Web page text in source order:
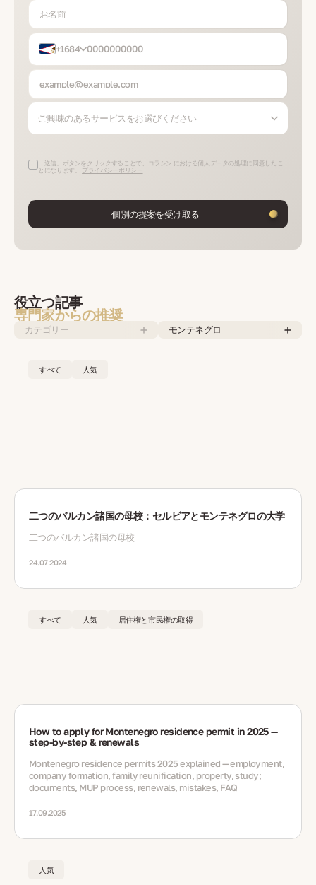
+1684
ご興味のあるサービスをお選びください
「送信」ボタンをクリックすることで、コラシン における個人データの処理に同意したこ
とになります。
プライバシーポリシー
個別の提案を受け取る
役立つ記事
専門家からの推奨
カテゴリー モンテネグロ
すべて 人気
二つのバルカン諸国の母校：セルビアとモンテネグロの大学
二つのバルカン諸国の母校
24.07.2024
すべて 人気 居住権と市民権の取得
How to apply for Montenegro residence permit in 2025 —
step-by-step & renewals
Montenegro residence permits 2025 explained — employment,
company formation, family reunification, property, study;
documents, MUP process, renewals, mistakes, FAQ
17.09.2025
人気